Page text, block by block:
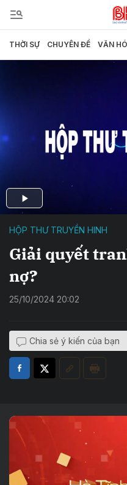
THỜI SỰ CHUYÊN ĐỀ VĂN
HỘP THƯ TRUYỀN HINH
Giải quyết
nợ?
25/10/2024 20:02
Chia sẻ ý kiến của bạn